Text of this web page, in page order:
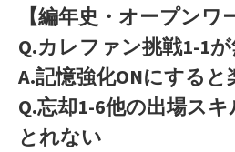
【編年史・オープンワ
Q.カレファン挑戦1-1
A.記憶強化ONにすると
Q.忘却1-6他の出場ス
とれない